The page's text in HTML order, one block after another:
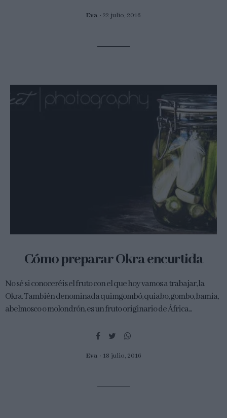
Eva 22 julio, 2016
Cómo preparar Okra encurtida
No sé si conoceréis el fruto con el que hoy vamos a trabajar, la
Okra. También denominada quimgombó, quiabo, gombo, bamia,
abelmosco o molondrón, es un fruto originario de África...
Eva 18 julio, 2016